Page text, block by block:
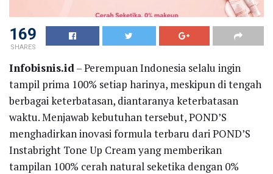
169
SHARES
Infobisnis.id– Perempuan Indonesia selalu ingin
tampil prima 100% setiap harinya, meskipun di tengah
berbagai keterbatasan, diantaranya keterbatasan
waktu. Menjawab kebutuhan tersebut, POND’S
menghadirkan inovasi formula terbaru dari POND’S
Instabright Tone Up Cream yang memberikan
tampilan 100% cerah natural seketika dengan 0%